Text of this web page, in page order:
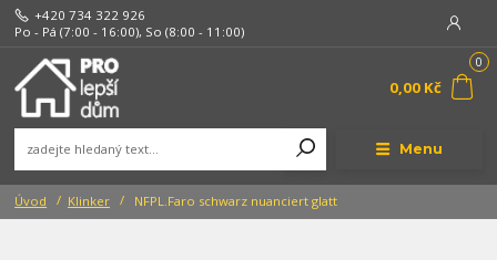
Menu
+420 734 322 926
Po - Pá (7:00 - 16:00), So (8:00 - 11:00)
0
0,00 Kč
Úvod Klinker NFPL.Faro schwarz nuanciert glatt